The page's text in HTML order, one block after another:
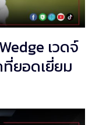
เวดจ์
ยอดเยี่ยม